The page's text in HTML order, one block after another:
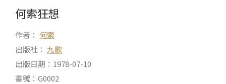
何索狂想
作者： 何索
出版社： 九歌
出版日期：1978-07-10
書號：G0002